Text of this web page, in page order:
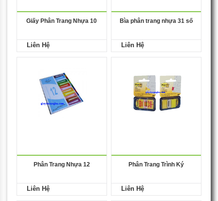
Giấy Phân Trang Nhựa 10
Liên Hệ
Bìa phân trang nhựa 31 số
Liên Hệ
Phân Trang Nhựa 12
Liên Hệ
Phân Trang Trình Ký
Liên Hệ